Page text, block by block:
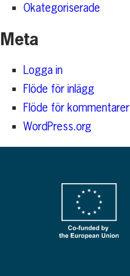
Okategoriserade
Meta
Logga in
Flöde för inlägg
Flöde för kommentarer
WordPress.org